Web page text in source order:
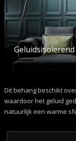
Dit behang beschikt
waardoor het geluid
natuurlijk een warme